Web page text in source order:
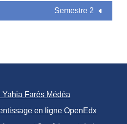
Semestre 2
Yahia Farès Médéa
en ligne OpenEdx